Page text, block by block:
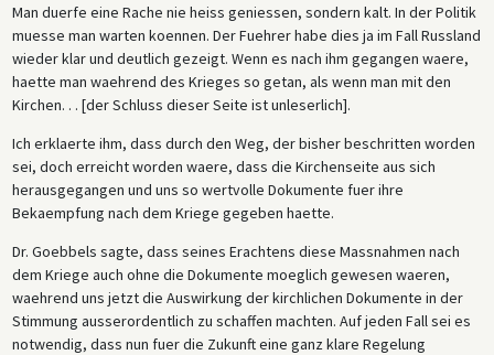
Man duerfe eine Rache nie heiss geniessen, sondern kalt. In der Politik
muesse man warten koennen. Der Fuehrer habe dies ja im Fall Russland
wieder klar und deutlich gezeigt. Wenn es nach ihm gegangen waere,
haette man waehrend des Krieges so getan, als wenn man mit den
Kirchen. . . [der Schluss dieser Seite ist unleserlich].
Ich erklaerte ihm, dass durch den Weg, der bisher beschritten worden
sei, doch erreicht worden waere, dass die Kirchenseite aus sich
herausgegangen und uns so wertvolle Dokumente fuer ihre
Bekaempfung nach dem Kriege gegeben haette.
Dr. Goebbels sagte, dass seines Erachtens diese Massnahmen nach
dem Kriege auch ohne die Dokumente moeglich gewesen waeren,
waehrend uns jetzt die Auswirkung der kirchlichen Dokumente in der
Stimmung ausserordentlich zu schaffen machten. Auf jeden Fall sei es
notwendig, dass nun fuer die Zukunft eine ganz klare Regelung